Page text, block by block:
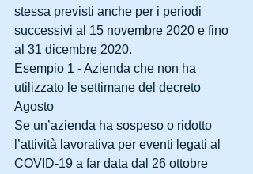
stessa previsti anche per i periodi
successivi al 15 novembre 2020 e fino
al 31 dicembre 2020.
Esempio 1 - Azienda che non ha
utilizzato le settimane del decreto
Agosto
Se un’azienda ha sospeso o ridotto
l’attività lavorativa per eventi legati al
COVID-19 a far data dal 26 ottobre